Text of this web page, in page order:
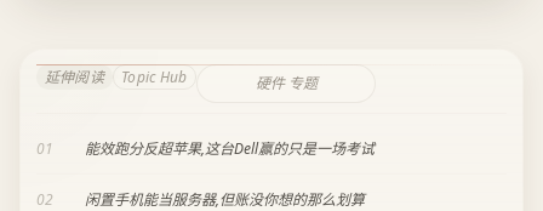
延伸阅读 Topic Hub 硬件 专题
01 能效跑分反超苹果,这台Dell赢的只是一场考试
02 闲置手机能当服务器,但账没你想的那么划算